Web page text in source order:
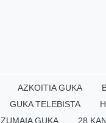
AZKOITIA GUKA
GUKA TELEBISTA
ZUMAIA GUKA 28